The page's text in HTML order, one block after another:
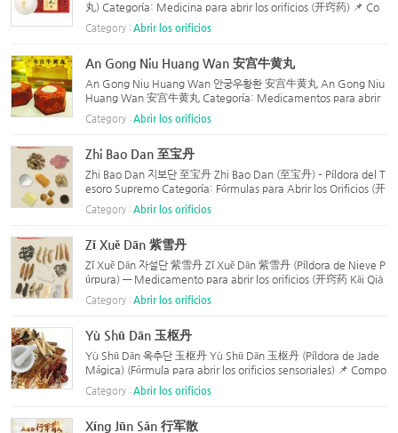
丸) Categoría: Medicina para abrir los orificios (开窍药) 📌 Co
mposición: Nombre Chino Nombre en Español (Ingrediente) C
antidad 白术 Bai Zhu (Atractylodes) 60g 青木香 Qing Mu Xian
Category : Abrir los orificios
An Gong Niu Huang Wan 安宫牛黄丸
An Gong Niu Huang Wan 안궁우황환 安宫牛黄丸 An Gong Niu
Huang Wan 安宫牛黄丸 Categoría: Medicamentos para abrir
o activar los orificios (开窍药) 📌 Composición: Nombre en Chi
no Nombre en Inglés Cantidad 牛黄 Niu Huang (Piedra biliar d
Category : Abrir los orificios
Zhi Bao Dan 至宝丹
Zhi Bao Dan 지보단 至宝丹 Zhi Bao Dan (至宝丹) – Píldora del T
esoro Supremo Categoría: Fórmulas para Abrir los Orificios (开
窍药) 📌 Composición (Ingredientes): Nombre en Chino Nombr
e en Inglés Notas / Preparación Cantidad 生乌犀屑 Astillas d...
Category : Abrir los orificios
Zǐ Xuě Dān 紫雪丹
Zǐ Xuě Dān 자설단 紫雪丹 Zǐ Xuě Dān 紫雪丹 (Píldora de Nieve P
úrpura) — Medicamento para abrir los orificios (开窍药 Kāi Qià
o Yào) — 📌 Composición (组成): Nombre Chino Nombre en Es
pañol Cantidad 石膏 (Shí Gāo) Yeso (Sulfato de calcio) 1500
Category : Abrir los orificios
Yù Shū Dān 玉枢丹
Yù Shū Dān 옥추단 玉枢丹 Yù Shū Dān 玉枢丹 (Píldora de Jade
Mágica) (Fórmula para abrir los orificios sensoriales) 📌 Compo
sición (组成): Nombre Chino Pinyin Nombre en Español Cantid
ad aproximada 山慈菇 Shān Cí Gū Tuber de Cremastra 3 liǎng
Category : Abrir los orificios
Xíng Jūn Sǎn 行军散